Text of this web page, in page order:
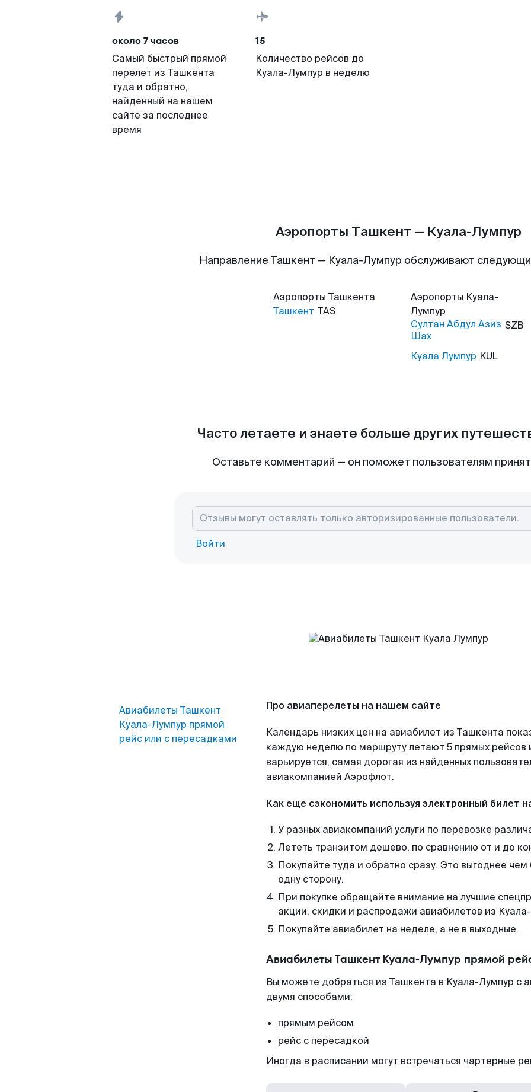
около 7 часов
Самый быстрый прямой
перелет из Ташкента
туда и обратно,
найденный на нашем
сайте за последнее
время
15
Количество рейсов до
Куала-Лумпур в неделю
Аэропорты Ташкент — Куала-Лумпур
Направление Ташкент — Куала-Лумпур обслуживают
Аэропорты Ташкента
Ташкент TAS
Аэропорты Куала-
Лумпур
Султан Абдул Азиз
Шах
SZB
Куала Лумпур KUL
Часто летаете и знаете больше других
Оставьте комментарий — он поможет пользователям
Войти
Авиабилеты Ташкент
Куала-Лумпур прямой
рейс или с пересадками
Про авиаперелеты на нашем сайте
Календарь низких цен на авиабилет из Ташкента
каждую неделю по маршруту летают 5 прямых рейсов
варьируется, самая дорогая из найденных
авиакомпанией Аэрофлот.
Как еще сэкономить используя электронный билет
У разных авиакомпаний услуги по перевозке
Лететь транзитом дешево, по сравнению от и до
Покупайте туда и обратно сразу. Это выгоднее
одну сторону.
При покупке обращайте внимание на лучшие
акции, скидки и распродажи авиабилетов из
Покупайте авиабилет на неделе, а не в выходные.
Авиабилеты Ташкент Куала-Лумпур прямой
Вы можете добраться из Ташкента в Куала-Лумпур с
двумя способами:
прямым рейсом
рейс с пересадкой
Иногда в расписании могут встречаться чартерные